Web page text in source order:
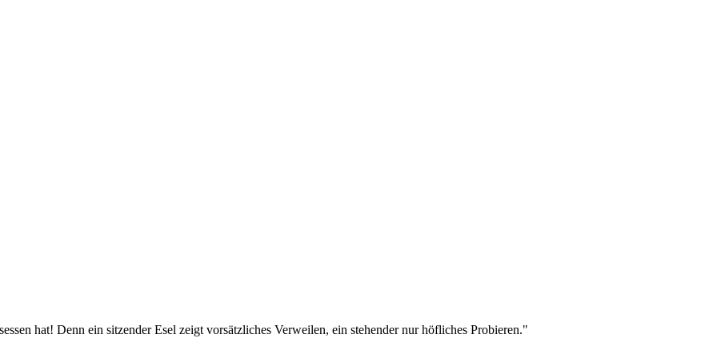
hat! Denn ein sitzender Esel zeigt vorsätzliches Verweilen, ein stehender nur höfliches Probieren."